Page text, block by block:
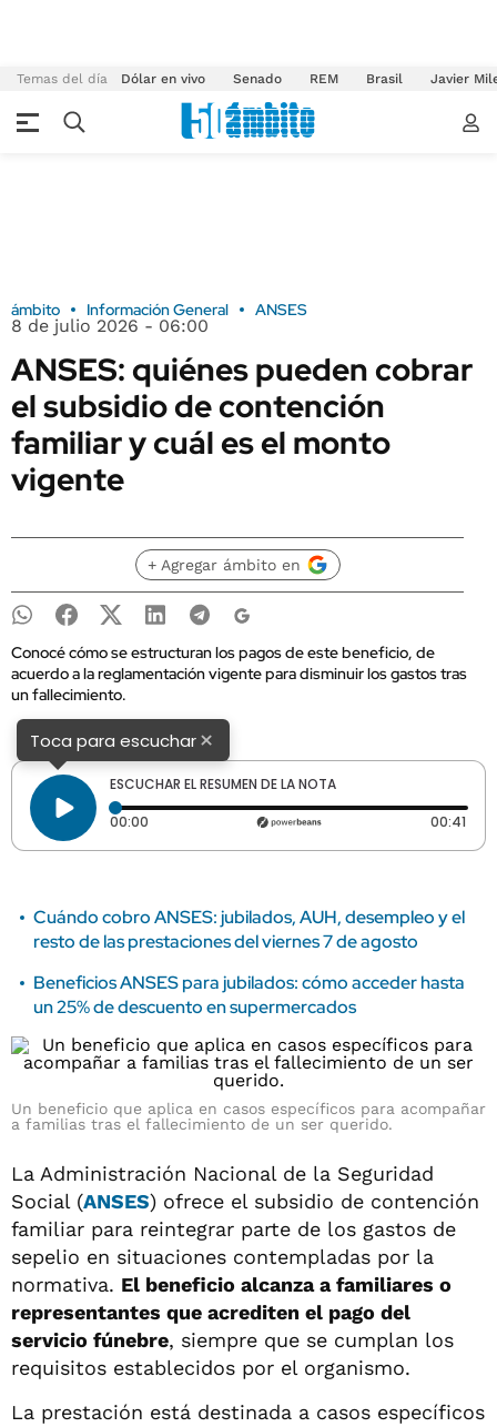
Temas del día Dólar en vivo Senado REM Brasil Javier
ámbito Información General ANSES
8 de julio 2026 - 06:00
ANSES: quiénes pueden cobrar
el subsidio de contención
familiar y cuál es el monto
vigente
+ Agregar ámbito en
Conocé cómo se estructuran los pagos de este beneficio, de
acuerdo a la reglamentación vigente para disminuir los gastos tras
un fallecimiento.
Toca para escuchar×
ESCUCHAR EL RESUMEN DE LA NOTA
00:00 Tiempo transcurrido: 0 segundos 00:41
Cuándo cobro ANSES: jubilados, AUH, desempleo y el
resto de las prestaciones del viernes 7 de agosto
Beneficios ANSES para jubilados: cómo acceder hasta
un 25% de descuento en supermercados
Un beneficio que aplica en casos específicos para acompañar
a familias tras el fallecimiento de un ser querido.
La Administración Nacional de la Seguridad
Social (ANSES) ofrece el subsidio de contención
familiar para reintegrar parte de los gastos de
sepelio en situaciones contempladas por la
normativa. El beneficio alcanza a familiares o
representantes que acrediten el pago del
servicio fúnebre, siempre que se cumplan los
requisitos establecidos por el organismo.
La prestación está destinada a casos específicos